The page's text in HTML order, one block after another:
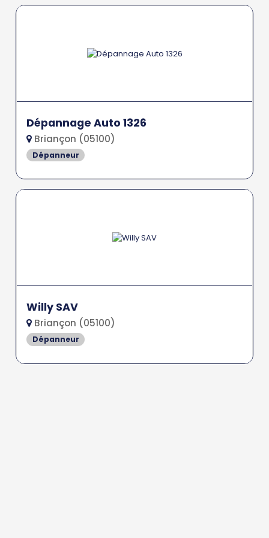
Dépannage Auto 1326
Briançon (05100)
Dépanneur
Willy SAV
Briançon (05100)
Dépanneur